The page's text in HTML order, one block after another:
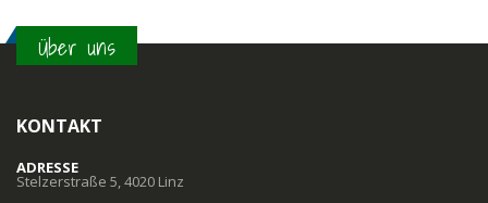
Über uns
KONTAKT
ADRESSE
Stelzerstraße 5, 4020 Linz